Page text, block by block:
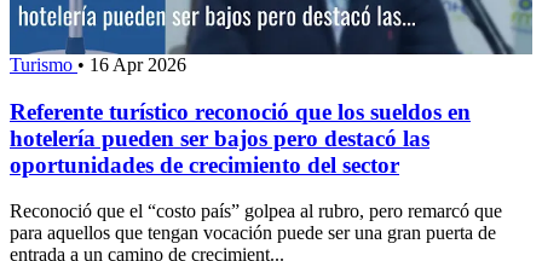
Turismo • 16 Apr 2026
Referente turístico reconoció que los sueldos en
hotelería pueden ser bajos pero destacó las
oportunidades de crecimiento del sector
Reconoció que el “costo país” golpea al rubro, pero remarcó que
para aquellos que tengan vocación puede ser una gran puerta de
entrada a un camino de crecimient...